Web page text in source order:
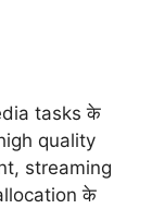
tasks के
high quality
streaming
के